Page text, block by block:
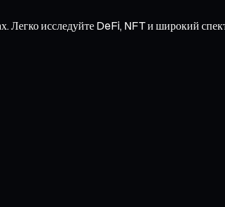
Легко исследуйте DeFi, NFT и широкий